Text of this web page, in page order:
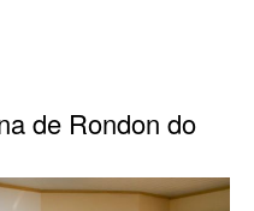
de Rondon do